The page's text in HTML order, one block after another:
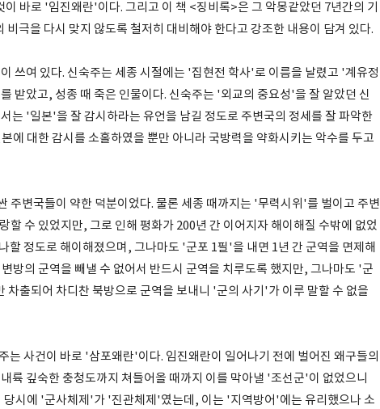
바로 '임진왜란'이다. 그리고 이 책 <징비록>은 그 악몽같았던 7년간의 기
극을 다시 맞지 않도록 철저히 대비해야 한다고 강조한 내용이 담겨 있다.
쓰여 있다. 신숙주는 세종 시절에는 '집현전 학사'로 이름을 날렸고 '계유정
받았고, 성종 때 죽은 인물이다. 신숙주는 '외교의 중요성'을 잘 알았던 신
는 '일본'을 잘 감시하라는 유언을 남길 정도로 주변국의 정세를 잘 파악한
에 대한 감시를 소홀하였을 뿐만 아니라 국방력을 약화시키는 악수를 두고
주변국들이 약한 덕분이었다. 물론 세종 때까지는 '무력시위'를 벌이고 주변
할 수 있었지만, 그로 인해 평화가 200년 간 이어지자 해이해질 수밖에 없었
할 정도로 해이해졌으며, 그나마도 '군포 1필'을 내면 1년 간 군역을 면제해
방의 군역을 빼낼 수 없어서 반드시 군역을 치루도록 했지만, 그나마도 '군
차출되어 차디찬 북방으로 군역을 보내니 '군의 사기'가 이루 말할 수 없을
는 사건이 바로 '삼포왜란'이다. 임진왜란이 일어나기 전에 벌어진 왜구들의
륙 깊숙한 충청도까지 쳐들어올 때까지 이를 막아낼 '조선군'이 없었으니
당시에 '군사체제'가 '진관체제'였는데, 이는 '지역방어'에는 유리했으나 소